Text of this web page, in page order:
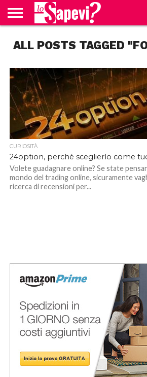
BENESSERE
GOSSIP
PRODOTTI
AMAZON
NEWS
CASA E
CUCINA
ALL POSTS TAGGED
CURIOSITÀ
24option, perché sceglierlo come
Volete guadagnare online? Se state
mondo del trading online, sicuramente
ricerca di recensioni per...